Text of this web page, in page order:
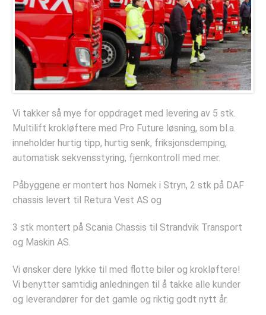
Deler og tilbehør
Hydraulisk Hurtiglåssystem
Lastesikring
Stropper
Tømmerbanker
Komponenter
Verkstedet
Bestill verkstedtime
Bestill årskontroll
Selskapet
Bildegalleri
Kontakt oss
Vi takker så mye for oppdraget med levering av 5 stk.
Multilift krokløftere med Pro Future løsning, som bl.a.
inneholder hurtig tipp, hurtig senk, friksjonsdemping,
automatisk sekvensstyring, fjernkontroll med mer.
Påbyggene er montert hos Nomek i Stryn, 2 stk på DAF
chassis levert til Retura Vest AS og
3 stk montert på Scania Chassis til Strandvik Transport
og Maskin AS.
Vi ønsker dere lykke til med flotte biler og krokløftere!
Vi benytter samtidig anledningen til å takke alle kunder
og leverandører for det gamle og riktig godt nytt år.